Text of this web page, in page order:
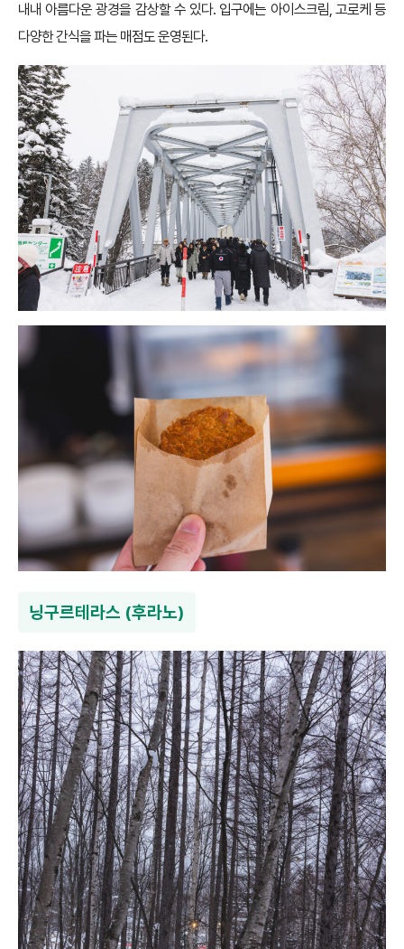
내내 아름다운 광경을 감상할 수 있다. 입구에는 아이스크림, 고로케 등
다양한 간식을 파는 매점도 운영된다.
닝구르테라스 (후라노)